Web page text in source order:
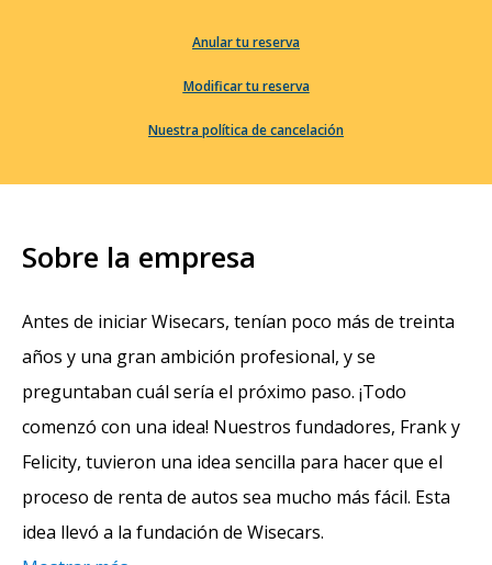
Anular tu reserva
Modificar tu reserva
Nuestra política de cancelación
Sobre la empresa
Antes de iniciar Wisecars, tenían poco más de treinta
años y una gran ambición profesional, y se
preguntaban cuál sería el próximo paso. ¡Todo
comenzó con una idea! Nuestros fundadores, Frank y
Felicity, tuvieron una idea sencilla para hacer que el
proceso de renta de autos sea mucho más fácil. Esta
idea llevó a la fundación de Wisecars.